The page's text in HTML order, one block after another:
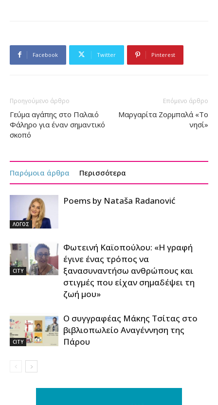
Facebook Twitter Pinterest
Προηγούμενο άρθρο
Γεύμα αγάπης στο Παλαιό
Φάληρο για έναν σημαντικό
σκοπό
Επόμενο άρθρο
Μαργαρίτα Ζορμπαλά «Το
νησί»
Παρόμοια άρθρα Περισσότερα
ΛΟΓΟΣ
Poems by Nataša Radanović
CITY
Φωτεινή Καϊοπούλου: «Η γραφή
έγινε ένας τρόπος να
ξανασυναντήσω ανθρώπους και
στιγμές που είχαν σημαδέψει τη
ζωή μου»
CITY
Ο συγγραφέας Μάκης Τσίτας στο
βιβλιοπωλείο Αναγέννηση της
Πάρου